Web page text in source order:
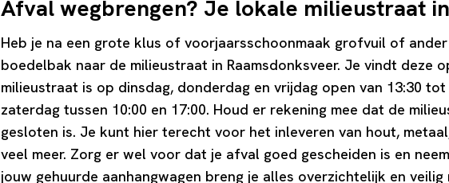
Afval wegbrengen? Je lokale milieustraat
Heb je na een grote klus of voorjaarsschoonmaak grofvuil of
boedelbak naar de milieustraat in Raamsdonksveer. Je vindt deze
milieustraat is op dinsdag, donderdag en vrijdag open van 13:30
zaterdag tussen 10:00 en 17:00. Houd er rekening mee dat de
gesloten is. Je kunt hier terecht voor het inleveren van hout,
veel meer. Zorg er wel voor dat je afval goed gescheiden is en
jouw gehuurde aanhangwagen breng je alles overzichtelijk en